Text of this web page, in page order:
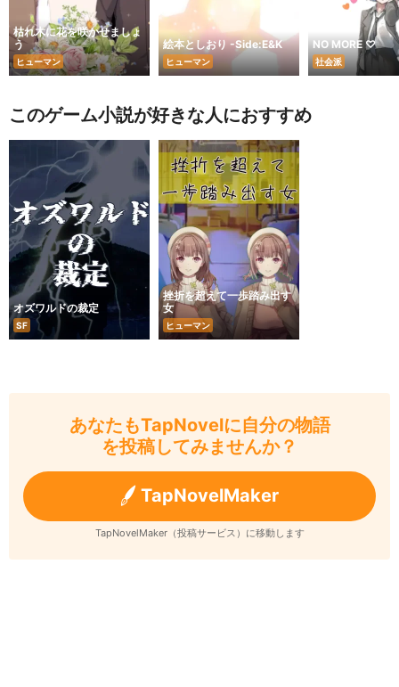
枯れ木に花を咲かせましょ
う
ヒューマン
絵本としおり -Side:E&K
ヒューマン
NO MORE ♡
社会派
このゲーム小説が好きな人におすすめ
オズワルドの裁定
SF
挫折を超えて一歩踏み出す
女
ヒューマン
あなたもTapNovelに自分の物語
を投稿してみませんか？
TapNovelMaker
TapNovelMaker（投稿サービス）に移動します